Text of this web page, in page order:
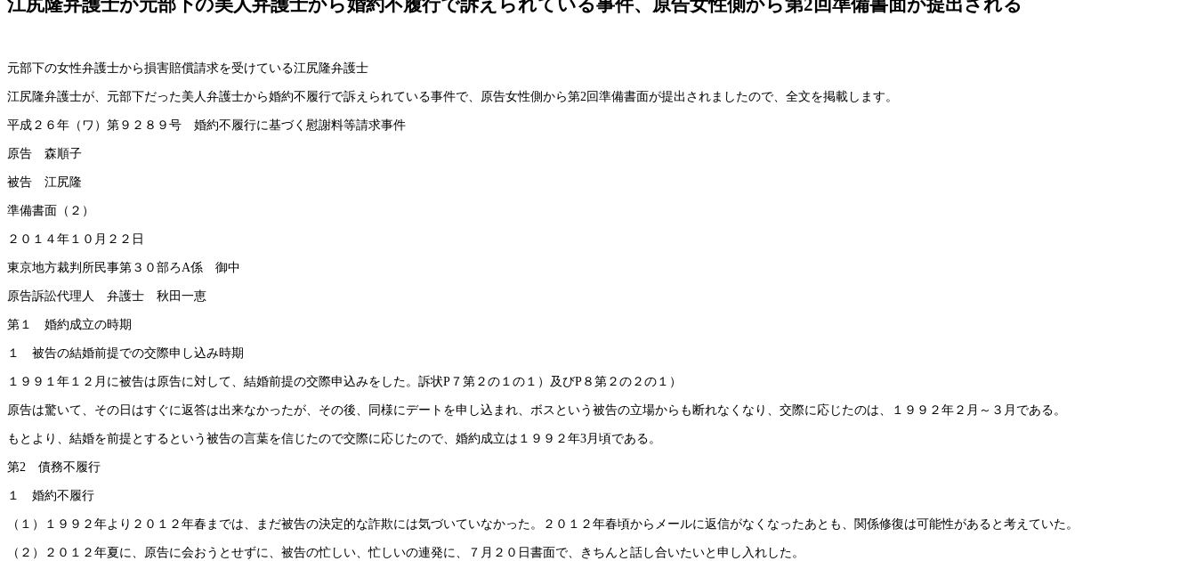
元部下の女性弁護士から損害賠償請求を受けている江尻隆弁護士
江尻隆弁護士が、元部下だった美人弁護士から婚約不履行で訴えられている事件で、原告女性側から第2回準備書面が提出されましたので、全文を掲載します。
平成２６年（ワ）第９２８９号 婚約不履行に基づく慰謝料等請求事件
原告 森順子
被告 江尻隆
準備書面（２）
２０１４年１０月２２日
東京地方裁判所民事第３０部ろA係 御中
原告訴訟代理人 弁護士 秋田一恵
第１ 婚約成立の時期
１ 被告の結婚前提での交際申し込み時期
１９９１年１２月に被告は原告に対して、結婚前提の交際申込みをした。訴状P７第２の１の１）及びP８第２の２の１）
原告は驚いて、その日はすぐに返答は出来なかったが、その後、同様にデートを申し込まれ、ボスという被告の立場からも断れなくなり、交際に応じたのは、１９９２年２月～３月である。
もとより、結婚を前提とするという被告の言葉を信じたので交際に応じたので、婚約成立は１９９２年3月頃である。
第2 債務不履行
１ 婚約不履行
（１）１９９２年より２０１２年春までは、まだ被告の決定的な詐欺には気づいていなかった。２０１２年春頃からメールに返信がなくなったあとも、関係修復は可能性があると考えていた。
（２）２０１２年夏に、原告に会おうとせずに、被告の忙しい、忙しいの連発に、７月２０日書面で、きちんと話し合いたいと申し入れした。